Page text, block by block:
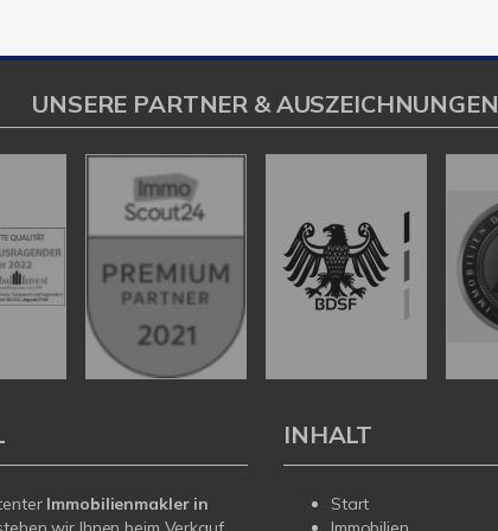
UNSERE PARTNER & AUSZEICHNUNGEN
Immobilienmakler in
INHALT
Start